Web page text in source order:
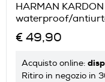
HARMAN
waterproof/
€ 49,90
Acquisto online:
Ritiro in negozio in